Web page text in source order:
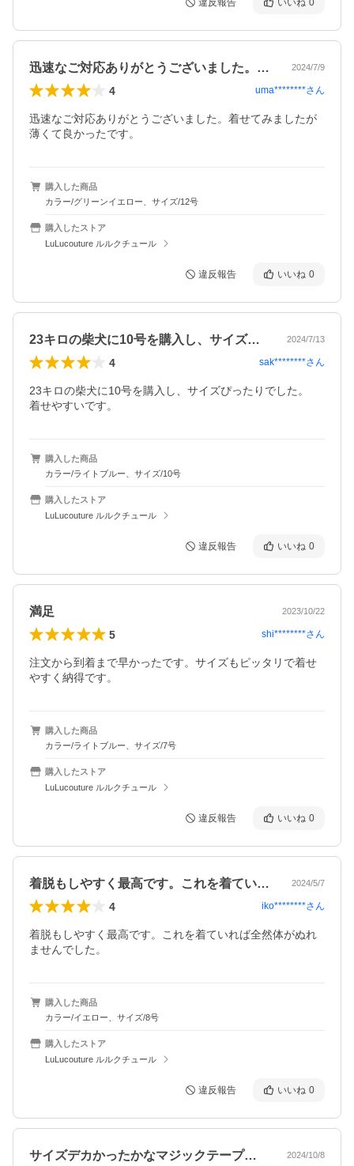
違反報告 いいね 0
迅速なご対応ありがとうございました。着… 2024/7/9
4 uma********さん
迅速なご対応ありがとうございました。着せてみましたが
薄くて良かったです。
購入した商品
カラー/グリーンイエロー、サイズ/12号
購入したストア
LuLucouture ルルクチュール
違反報告 いいね 0
23キロの柴犬に10号を購入し、サイズ… 2024/7/13
4 sak********さん
23キロの柴犬に10号を購入し、サイズぴったりでした。
着せやすいです。
購入した商品
カラー/ライトブルー、サイズ/10号
購入したストア
LuLucouture ルルクチュール
違反報告 いいね 0
満足 2023/10/22
5 shi********さん
注文から到着まで早かったです。サイズもピッタリで着せ
やすく納得です。
購入した商品
カラー/ライトブルー、サイズ/7号
購入したストア
LuLucouture ルルクチュール
違反報告 いいね 0
着脱もしやすく最高です。これを着ていれ… 2024/5/7
4 iko********さん
着脱もしやすく最高です。これを着ていれば全然体がぬれ
ませんでした。
購入した商品
カラー/イエロー、サイズ/8号
購入したストア
LuLucouture ルルクチュール
違反報告 いいね 0
サイズデカかったかなマジックテープもす… 2024/10/8